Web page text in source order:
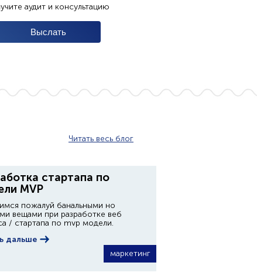
аудит и консультацию
Читать весь блог
стартапа по
MVP
пожалуй банальными но
вещами при разработке веб
/ стартапа по mvp модели.
дальше
маркетинг